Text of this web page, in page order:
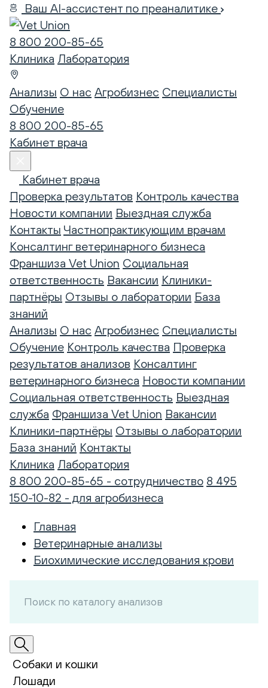
Ваш AI-ассистент по преаналитике
8 800 200-85-65
Клиника Лаборатория
Анализы О нас Агробизнес Специалисты
Обучение
8 800 200-85-65
Кабинет врача
Кабинет врача
Проверка результатов Контроль качества
Новости компании Выездная служба
Контакты Частнопрактикующим врачам
Консалтинг ветеринарного бизнеса
Франшиза Vet Union Социальная
ответственность Вакансии Клиники-
партнёры Отзывы о лаборатории База
знаний
Анализы О нас Агробизнес Специалисты
Обучение Контроль качества Проверка
результатов анализов Консалтинг
ветеринарного бизнеса Новости компании
Социальная ответственность Выездная
служба Франшиза Vet Union Вакансии
Клиники-партнёры Отзывы о лаборатории
База знаний Контакты
Клиника Лаборатория
8 800 200-85-65 - сотрудничество 8 495
150-10-82 - для агробизнеса
Главная
Ветеринарные анализы
Биохимические исследования крови
Собаки и кошки
Лошади